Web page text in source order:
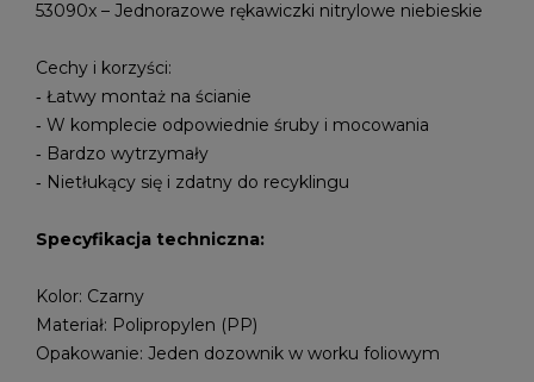
53090x – Jednorazowe rękawiczki nitrylowe niebieskie
Cechy i korzyści:
‑ Łatwy montaż na ścianie
‑ W komplecie odpowiednie śruby i mocowania
‑ Bardzo wytrzymały
‑ Nietłukący się i zdatny do recyklingu
Specyfikacja techniczna:
Kolor: Czarny
Materiał: Polipropylen (PP)
Opakowanie: Jeden dozownik w worku foliowym